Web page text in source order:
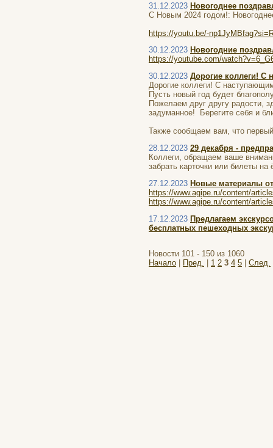
31.12.2023 Новогоднее
С Новым 2024 годом!:
https://youtu.be/-
30.12.2023 Новогодние
https://youtube.com/
30.12.2023 Дорогие коллеги! ​С
Дорогие коллеги! ​С
Пусть новый год будет
Пожелаем друг другу радости,
задуманное! Берегите себя и
Также сообщаем вам, что
28.12.2023 29 декабря -
Коллеги, обращаем ваше
забрать карточки или билеты
27.12.2023 Новые материалы
https://www.agipe.ru/content/
https://www.agipe.ru/content/
17.12.2023 Предлагаем
бесплатных пешеходных
Новости 101 - 150 из 1060
Начало
Пред. 1 2 3 4 5 След.